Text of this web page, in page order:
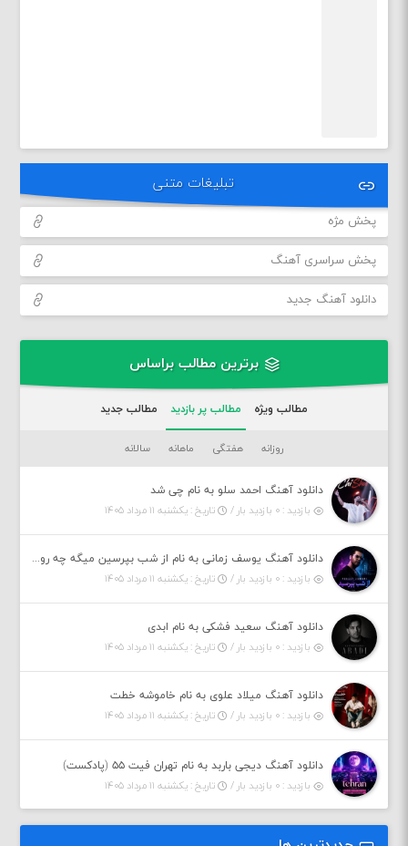
تبلیغات متنی
پخش مژه
پخش سراسری آهنگ
دانلود آهنگ جدید
برترین مطالب براساس
مطالب ویژه مطالب پر بازدید مطالب جدید
روزانه هفتگی ماهانه سالانه
دانلود آهنگ احمد سلو به نام چی شد
بازدید : ۰ بازدید بار /
تاریخ : یکشنبه ۱۱ مرداد ۱۴۰۵
دانلود آهنگ یوسف زمانی به نام از شب بپرسین میگه چه روزگاری دارم
بازدید : ۰ بازدید بار /
تاریخ : یکشنبه ۱۱ مرداد ۱۴۰۵
دانلود آهنگ سعید فشکی به نام ابدی
بازدید : ۰ بازدید بار /
تاریخ : یکشنبه ۱۱ مرداد ۱۴۰۵
دانلود آهنگ میلاد علوی به نام خاموشه خطت
بازدید : ۰ بازدید بار /
تاریخ : یکشنبه ۱۱ مرداد ۱۴۰۵
دانلود آهنگ دیجی باربد به نام تهران فیت ۵۵ (پادکست)
بازدید : ۰ بازدید بار /
تاریخ : یکشنبه ۱۱ مرداد ۱۴۰۵